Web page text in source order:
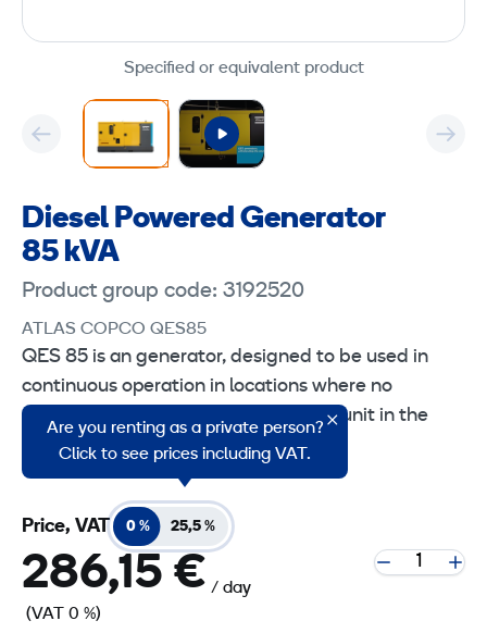
Specified or equivalent product
Diesel Powered Generator
85 kVA
Product group code: 3192520
ATLAS COPCO QES85
QES 85 is an generator, designed to be used in
continuous operation in locations where no
electricity is available or as a backup unit in the
event of a power failure.
Are you renting as a private person?
Click to see prices including VAT.
Price, VAT 0 % 25,5 %
286,15 € / day
(VAT 0 %)